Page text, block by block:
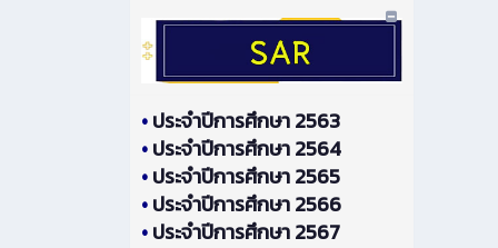
•ประจำปีการศึกษา 2563
•ประจำปีการศึกษา 2564
•ประจำปีการศึกษา 2565
•ประจำปีการศึกษา 2566
•ประจำปีการศึกษา 2567